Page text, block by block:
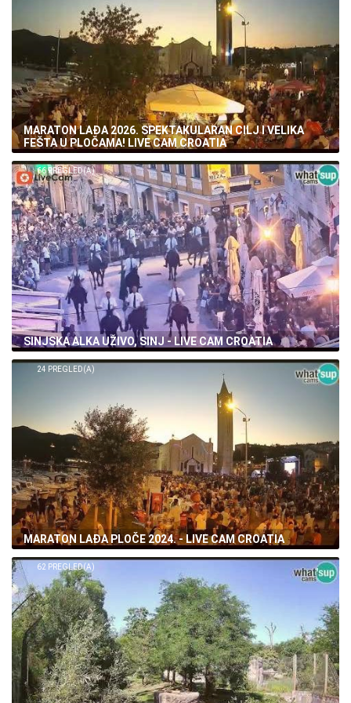
MARATON LAĐA 2026. SPEKTAKULARAN CILJ I VELIKA
FEŠTA U PLOČAMA! LIVE CAM CROATIA
66 PREGLED(A)
SINJSKA ALKA UŽIVO, SINJ - LIVE CAM CROATIA
24 PREGLED(A)
MARATON LAĐA PLOČE 2024. - LIVE CAM CROATIA
62 PREGLED(A)